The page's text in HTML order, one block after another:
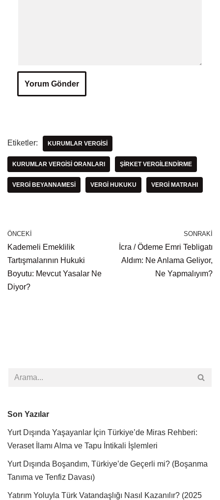
Etiketler: KURUMLAR VERGISI
KURUMLAR VERGISI ORANLARI ŞIRKET VERGILENDIRME
VERGI BEYANNAMESI VERGI HUKUKU VERGI MATRAHI
ÖNCEKI
Kademeli Emeklilik
Tartışmalarının Hukuki
Boyutu: Mevcut Yasalar Ne
Diyor?
SONRAKI
İcra / Ödeme Emri Tebligatı
Aldım: Ne Anlama Geliyor,
Ne Yapmalıyım?
Son Yazılar
Yurt Dışında Yaşayanlar İçin Türkiye’de Miras Rehberi:
Veraset İlamı Alma ve Tapu İntikali İşlemleri
Yurt Dışında Boşandım, Türkiye’de Geçerli mi? (Boşanma
Tanıma ve Tenfiz Davası)
Yatırım Yoluyla Türk Vatandaşlığı Nasıl Kazanılır? (2025